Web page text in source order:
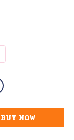
BUY NOW